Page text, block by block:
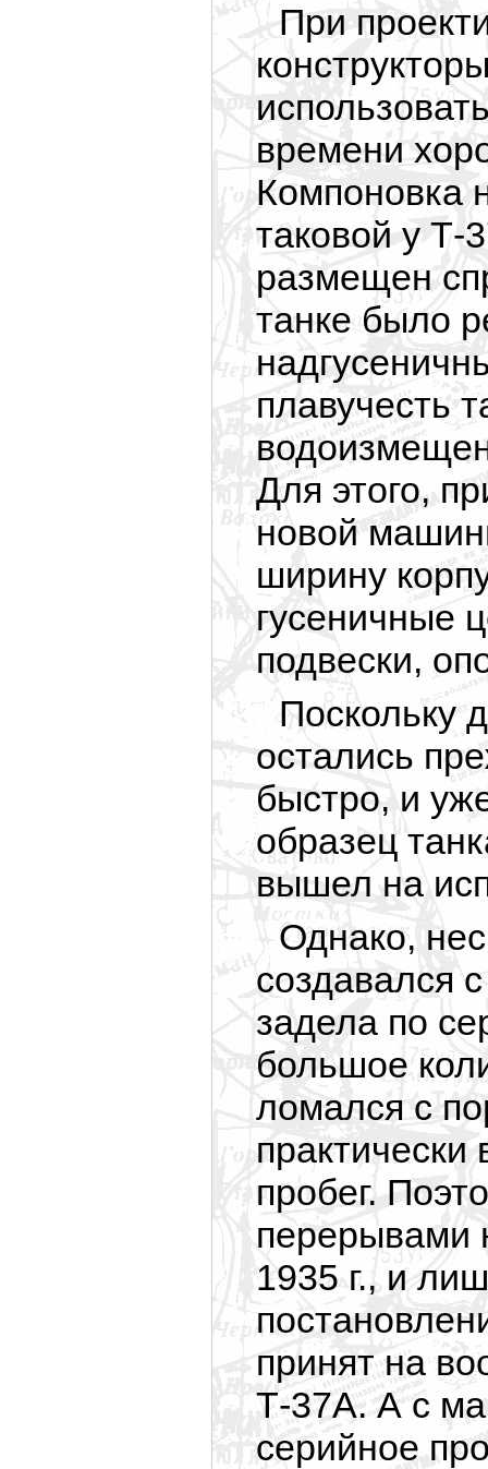
При
времени
Компоновка
таковой у Т-
размещен
танке было
плавучесть
Для этого,
новой
ширину
гусеничные
подвески,
Поскольку
остались
быстро, и
образец
вышел на
Однако,
создавался
задела по
большое
ломался с
пробег.
перерывами
1935 г., и
принят на
Т-37А. А с
серийное